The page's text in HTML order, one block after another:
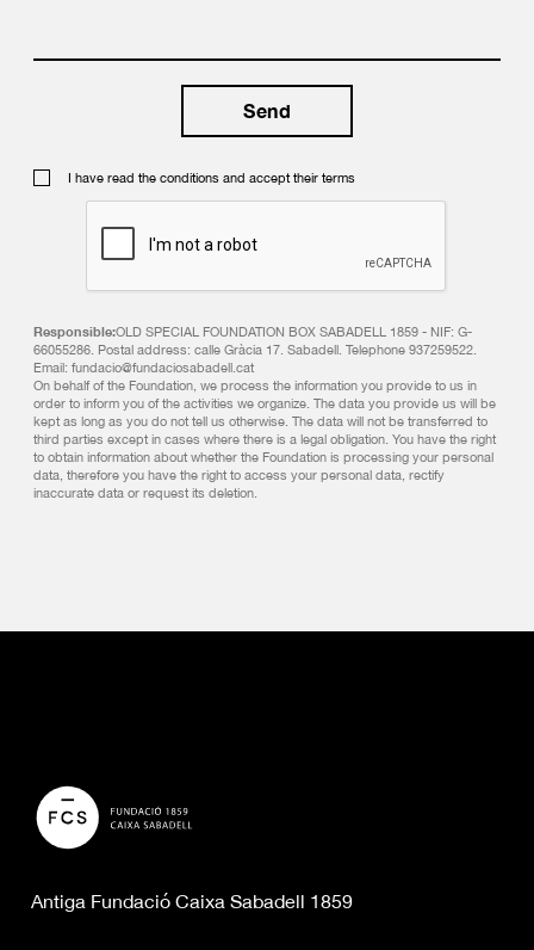
I have read the conditions and accept their terms
Responsible:OLD SPECIAL FOUNDATION BOX SABADELL 1859 - NIF: G-
66055286. Postal address: calle Gràcia 17. Sabadell. Telephone 937259522.
Email: fundacio@fundaciosabadell.cat
On behalf of the Foundation, we process the information you provide to us in
order to inform you of the activities we organize. The data you provide us will be
kept as long as you do not tell us otherwise. The data will not be transferred to
third parties except in cases where there is a legal obligation. You have the right
to obtain information about whether the Foundation is processing your personal
data, therefore you have the right to access your personal data, rectify
inaccurate data or request its deletion.
Antiga Fundació Caixa Sabadell 1859